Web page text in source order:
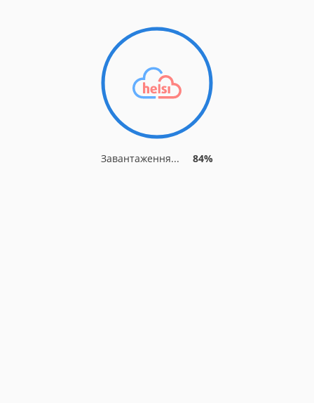
Завантаження... 84%